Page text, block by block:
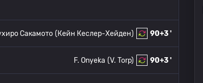
90+3 '
(Кейн Кеслер-Хейден)
Сакамото
90+3 '
(V. Torp)
F. Onyeka